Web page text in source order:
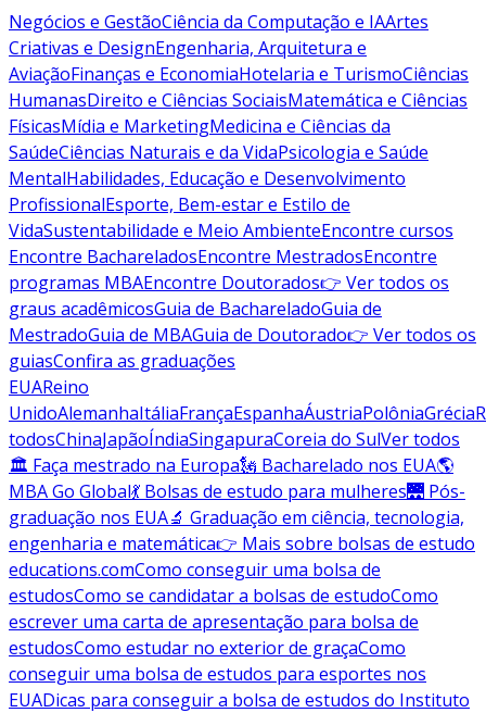
Negócios e GestãoCiência da Computação e IAArtes
Criativas e DesignEngenharia, Arquitetura e
AviaçãoFinanças e EconomiaHotelaria e TurismoCiências
HumanasDireito e Ciências SociaisMatemática e Ciências
FísicasMídia e MarketingMedicina e Ciências da
SaúdeCiências Naturais e da VidaPsicologia e Saúde
MentalHabilidades, Educação e Desenvolvimento
ProfissionalEsporte, Bem-estar e Estilo de
VidaSustentabilidade e Meio AmbienteEncontre cursos
Encontre BachareladosEncontre MestradosEncontre
programas MBAEncontre Doutorados👉 Ver todos os
graus acadêmicosGuia de BachareladoGuia de
MestradoGuia de MBAGuia de Doutorado👉 Ver todos os
guiasConfira as graduações
EUAReino
UnidoAlemanhaItáliaFrançaEspanhaÁustriaPolôniaGrécia
todosChinaJapãoÍndiaSingapuraCoreia do SulVer todos
🏛 Faça mestrado na Europa🗽 Bacharelado nos EUA🌎
MBA Go Global💃 Bolsas de estudo para mulheres🌉 Pós-
graduação nos EUA🔬 Graduação em ciência, tecnologia,
engenharia e matemática👉 Mais sobre bolsas de estudo
educations.comComo conseguir uma bolsa de
estudosComo se candidatar a bolsas de estudoComo
escrever uma carta de apresentação para bolsa de
estudosComo estudar no exterior de graçaComo
conseguir uma bolsa de estudos para esportes nos
EUADicas para conseguir a bolsa de estudos do Instituto